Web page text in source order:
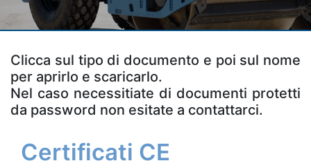
Clicca sul tipo di documento e poi sul nome
per aprirlo e scaricarlo.
Nel caso necessitiate di documenti protetti
da password non esitate a contattarci.
Certificati CE